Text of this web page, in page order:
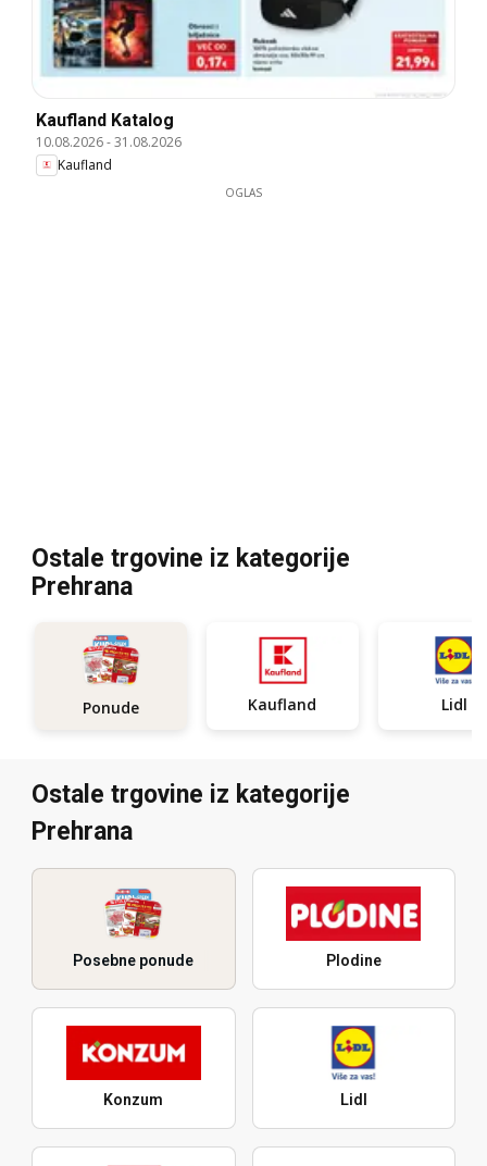
Kaufland Katalog
10.08.2026-31.08.2026
Kaufland
OGLAS
Ostale trgovine iz kategorije
Prehrana
Ponude Kaufland Lidl
Ostale trgovine iz kategorije
Prehrana
Posebne ponude Plodine
Konzum Lidl